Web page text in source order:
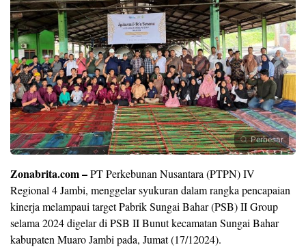
Perbesar
Zonabrita.com –PT Perkebunan Nusantara (PTPN) IV
Regional 4 Jambi, menggelar syukuran dalam rangka pencapaian
kinerja melampaui target Pabrik Sungai Bahar (PSB) II Group
selama 2024 digelar di PSB II Bunut kecamatan Sungai Bahar
kabupaten Muaro Jambi pada, Jumat (17/12024).